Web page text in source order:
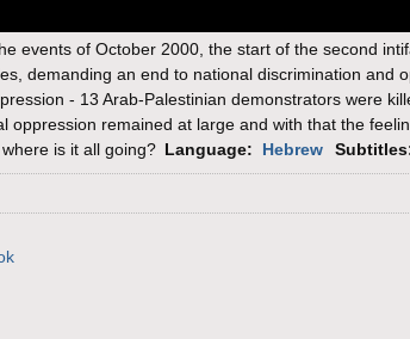
events of October 2000, the start of the second
demanding an end to national discrimination and
- 13 Arab-Palestinian demonstrators were
oppression remained at large and with that the
is it all going? Language: Hebrew